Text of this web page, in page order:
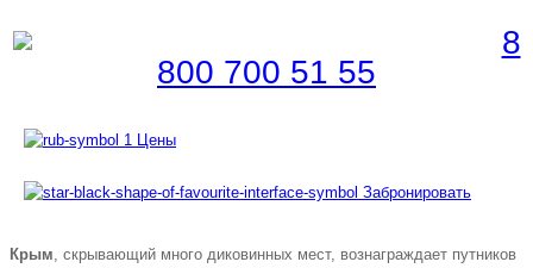
8
800 700 51 55
Цены
Забронировать
Крым, скрывающий много диковинных мест, вознаграждает путников